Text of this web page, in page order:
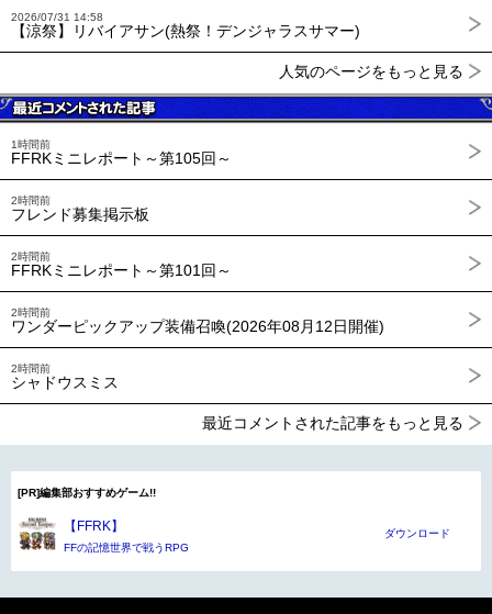
2026/07/31 14:58
【涼祭】リバイアサン(熱祭！デンジャラスサマー)
人気のページをもっと見る
1時間前
FFRKミニレポート～第105回～
2時間前
フレンド募集掲示板
2時間前
FFRKミニレポート～第101回～
2時間前
ワンダーピックアップ装備召喚(2026年08月12日開催)
2時間前
シャドウスミス
最近コメントされた記事をもっと見る
[PR]編集部おすすめゲーム!!
【FFRK】
FFの記憶世界で戦うRPG
ダウンロード